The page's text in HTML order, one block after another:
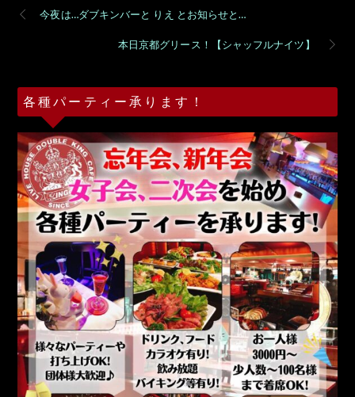
今夜は…ダブキンバーと りえ とお知らせと…
本日京都グリース！【シャッフルナイツ】
各種パーティー承ります！